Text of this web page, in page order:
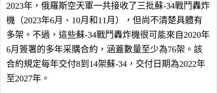
2023年，俄羅斯空天軍一共接收了三批蘇-34戰鬥轟炸
機（2023年6月、10月和11月），但尚不清楚具體有
多架。不過，這些蘇-34戰鬥轟炸機很可能來自2020年
6月簽署的多年采購合約，涵蓋數量至少為76架。該
合約規定每年交付8到14架蘇-34，交付日期為2022年
至2027年。